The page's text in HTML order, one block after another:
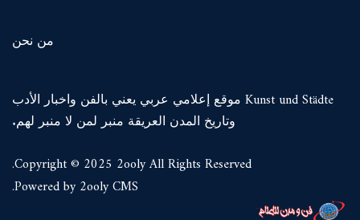
من نحن
Kunst und Städte موقع إعلامي عربي يعني بالفن واخبار الأدب
وتاريخ المدن العريقة منبر لمن لا منبر لهم.
Copyright © 2025 2ooly All Rights Reserved.
Powered by 2ooly CMS
.